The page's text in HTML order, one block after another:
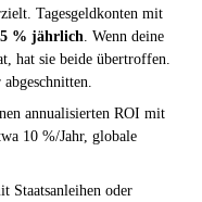
Tagesgeldkonten mit
% jährlich . Wenn deine
hat sie beide übertroffen.
annualisierten ROI mit
10 %/Jahr, globale
Staatsanleihen oder